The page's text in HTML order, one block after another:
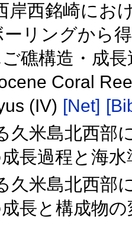
岸西銘崎にお
ーリングから
礁構造・成
Coral
(IV) [Net]
久米島北西部
長過程と海
久米島北西部
長と構成物